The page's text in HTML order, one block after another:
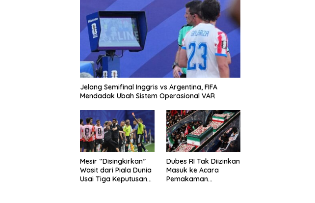
Jelang Semifinal Inggris vs Argentina, FIFA
Mendadak Ubah Sistem Operasional VAR
Mesir “Disingkirkan”
Wasit dari Piala Dunia
Usai Tiga Keputusan
Dubes RI Tak Diizinkan
Masuk ke Acara
Pemakaman